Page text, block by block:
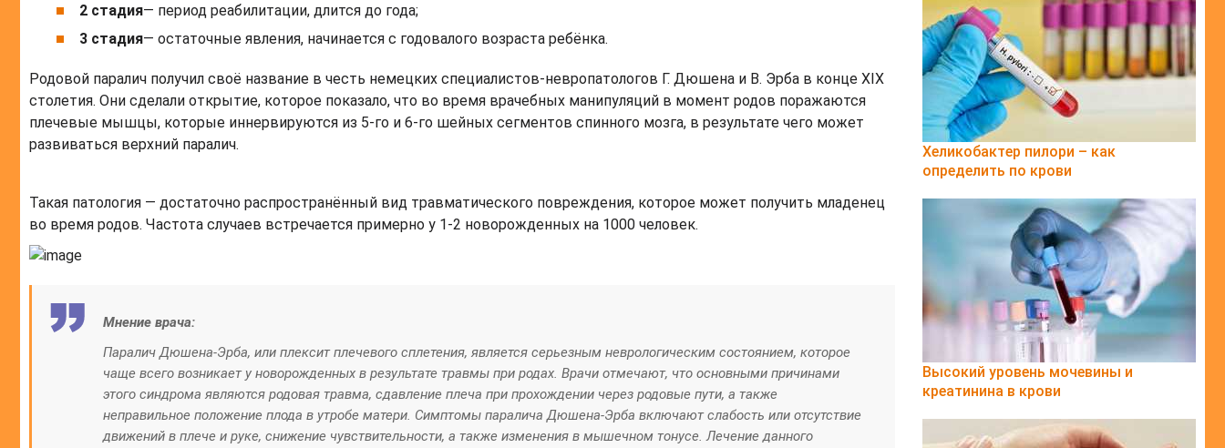
2 стадия— период реабилитации, длится до года;
3 стадия— остаточные явления, начинается с годовалого возраста ребёнка.
Родовой паралич получил своё название в честь немецких специалистов-невропатологов Г. Дюшена и В. Эрба в конце XIX
столетия. Они сделали открытие, которое показало, что во время врачебных манипуляций в момент родов поражаются
плечевые мышцы, которые иннервируются из 5-го и 6-го шейных сегментов спинного мозга, в результате чего может
развиваться верхний паралич.
Такая патология — достаточно распространённый вид травматического повреждения, которое может получить младенец
во время родов. Частота случаев встречается примерно у 1-2 новорожденных на 1000 человек.
Мнение врача:
Паралич Дюшена-Эрба, или плексит плечевого сплетения, является серьезным неврологическим состоянием, которое
чаще всего возникает у новорожденных в результате травмы при родах. Врачи отмечают, что основными причинами
этого синдрома являются родовая травма, сдавление плеча при прохождении через родовые пути, а также
неправильное положение плода в утробе матери. Симптомы паралича Дюшена-Эрба включают слабость или отсутствие
движений в плече и руке, снижение чувствительности, а также изменения в мышечном тонусе. Лечение данного
Хеликобактер пилори – как
определить по крови
Высокий уровень мочевины и
креатинина в крови